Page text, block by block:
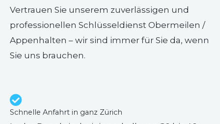
Vertrauen Sie unserem zuverlässigen und
professionellen Schlüsseldienst Obermeilen /
Appenhalten – wir sind immer für Sie da, wenn
Sie uns brauchen.
Schnelle Anfahrt in ganz Zürich